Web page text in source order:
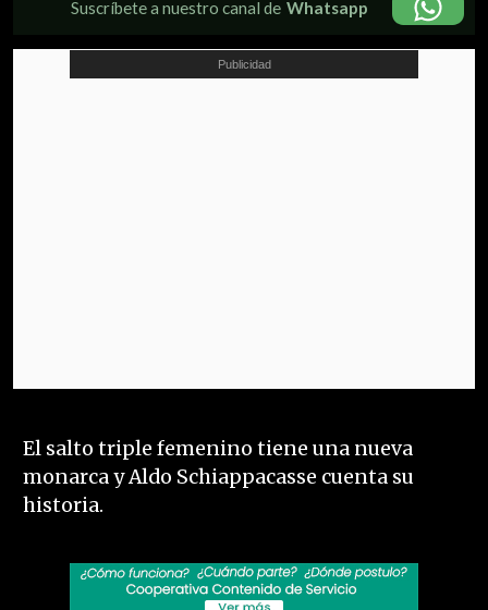
Suscríbete a nuestro canal de Whatsapp
El salto triple femenino tiene una nueva
monarca y Aldo Schiappacasse cuenta su
historia.